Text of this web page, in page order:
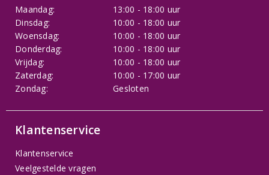
Maandag:
13:00 - 18:00 uur
Dinsdag:
10:00 - 18:00 uur
Woensdag:
10:00 - 18:00 uur
Donderdag:
10:00 - 18:00 uur
Vrijdag:
10:00 - 18:00 uur
Zaterdag:
10:00 - 17:00 uur
Zondag:
Gesloten
Klantenservice
Klantenservice
Veelgestelde vragen